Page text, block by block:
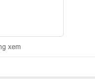
xem